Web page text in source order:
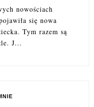
nowościach
się nowa
Tym razem są
J...